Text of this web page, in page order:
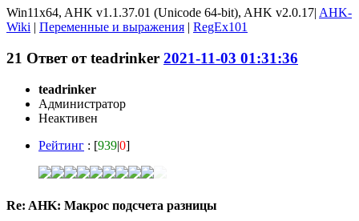
Win11x64, AHK v1.1.37.01 (Unicode 64-bit), AHK v2.0.17| AHK-
Wiki | Переменные и выражения | RegEx101
21 Ответ отteadrinker 2021-11-03 01:31:36
teadrinker
Администратор
Неактивен
Рейтинг : [939|0]
Re: AHK: Макрос подсчета разницы